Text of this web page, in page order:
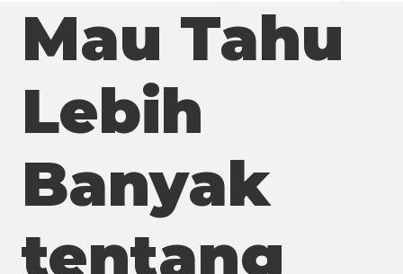
Mau Tahu
Lebih
Banyak
tentang